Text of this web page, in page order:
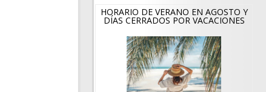
HORARIO DE VERANO EN AGOSTO Y
DÍAS CERRADOS POR VACACIONES